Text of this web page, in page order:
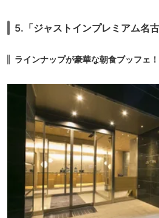
5.「ジャストインプレミアム名
ラインナップが豪華な朝食ブッフェ！